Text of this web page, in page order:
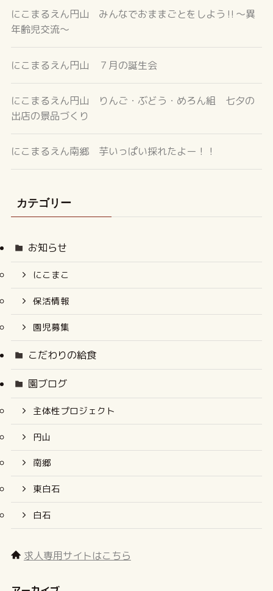
にこまるえん円山 みんなでおままごとをしよう‼～異
年齢児交流～
にこまるえん円山 ７月の誕生会
にこまるえん円山 りんご・ぶどう・めろん組 七夕の
出店の景品づくり
にこまるえん南郷 芋いっぱい採れたよー！！
カテゴリー
お知らせ
にこまこ
保活情報
園児募集
こだわりの給食
園ブログ
主体性プロジェクト
円山
南郷
東白石
白石
求人専用サイトはこちら